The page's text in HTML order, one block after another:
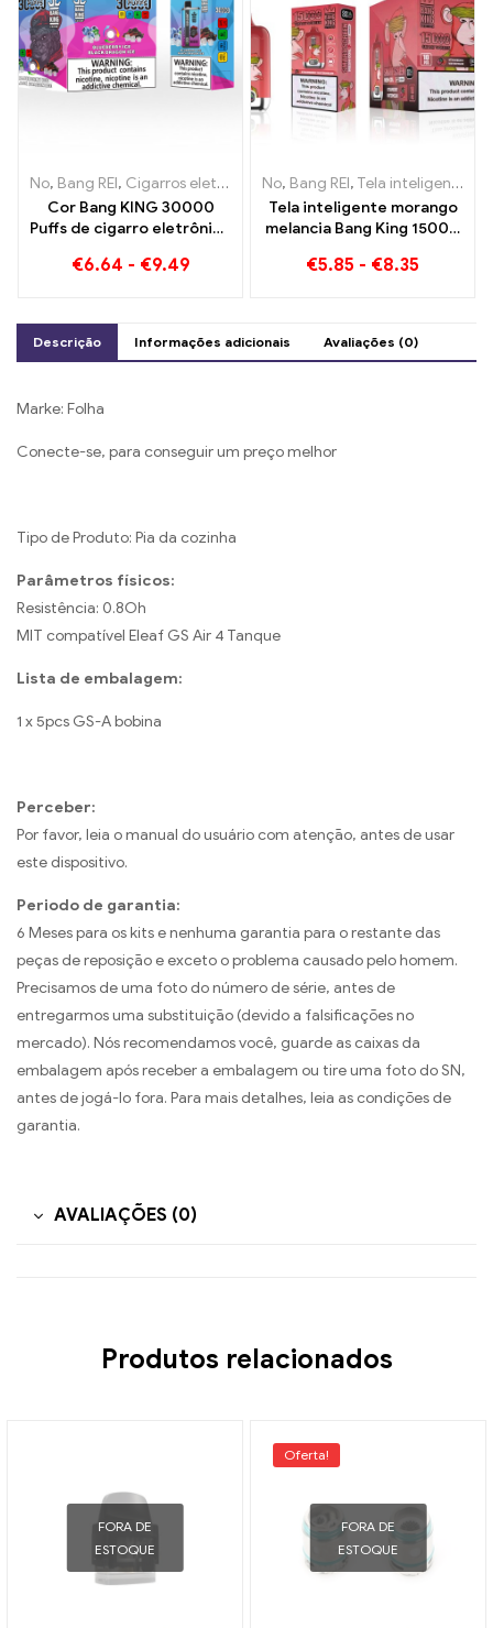
No, Bang REI, Cigarros eletrônicos descartáveis ​​Lituânia ,Cigarros
Cor Bang KING 30000
Puffs de cigarro eletrônico
alta qualidade com os
€6.64 - €9.49
No, Bang REI, Tela inteligente Bang King 15000 Sopro
Tela inteligente morango
melancia Bang King 15000
relaxante das frutas
€5.85 - €8.35
Descrição Informações adicionais Avaliações (0)
Marke: Folha
Conecte-se, para conseguir um preço melhor
Tipo de Produto: Pia da cozinha
Parâmetros físicos:
Resistência: 0.8Oh
MIT compatível Eleaf GS Air 4 Tanque
Lista de embalagem:
1 x 5pcs GS-A bobina
Perceber:
Por favor, leia o manual do usuário com atenção, antes de usar
este dispositivo.
Periodo de garantia:
6 Meses para os kits e nenhuma garantia para o restante das
peças de reposição e exceto o problema causado pelo homem.
Precisamos de uma foto do número de série, antes de
entregarmos uma substituição (devido a falsificações no
mercado). Nós recomendamos você, guarde as caixas da
embalagem após receber a embalagem ou tire uma foto do SN,
antes de jogá-lo fora. Para mais detalhes, leia as condições de
garantia.
AVALIAÇÕES (0)
Produtos relacionados
FORA DE
ESTOQUE
Oferta!
FORA DE
ESTOQUE